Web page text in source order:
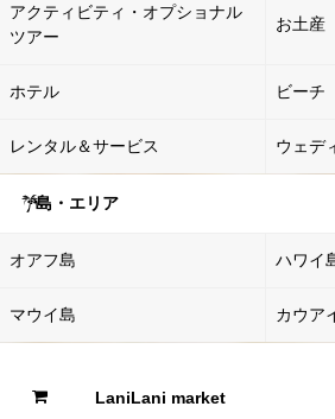
アクティビティ・オプショナル
ツアー
お土産
ホテル ビーチ
レンタル＆サービス ウェデ
島・エリア
オアフ島 ハワイ
マウイ島 カウア
LaniLani market